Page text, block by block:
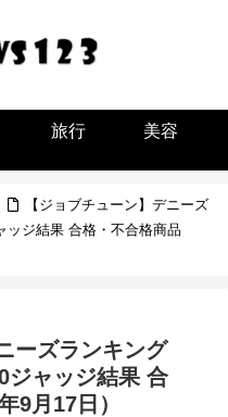
旅行 美容
【ジョブチューン】デニーズ
ッジ結果 合格・不合格商品
ーズランキング
ジャッジ結果 合
9月17日）